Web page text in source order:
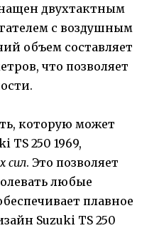
двухтактным
с воздушным
объем составляет
что позволяет
которую может
TS 250 1969,
сил. Это позволяет
любые
плавное
Suzuki TS 250